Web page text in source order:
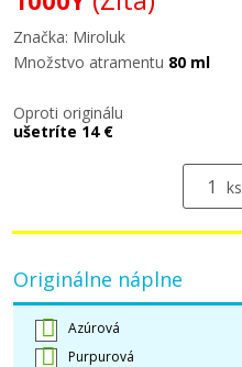
Značka: Miroluk
Množstvo atramentu 80 ml
Oproti originálu
ušetríte 14 €
ks
Originálne náplne
Azúrová
Purpurová